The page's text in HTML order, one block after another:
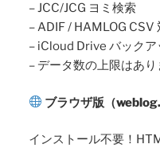
– JCC/JCG ヨミ検索
– ADIF / HAMLOG CSV
– iCloud Drive
– データ数の上限はあり
ブラウザ版（
インストール不要！